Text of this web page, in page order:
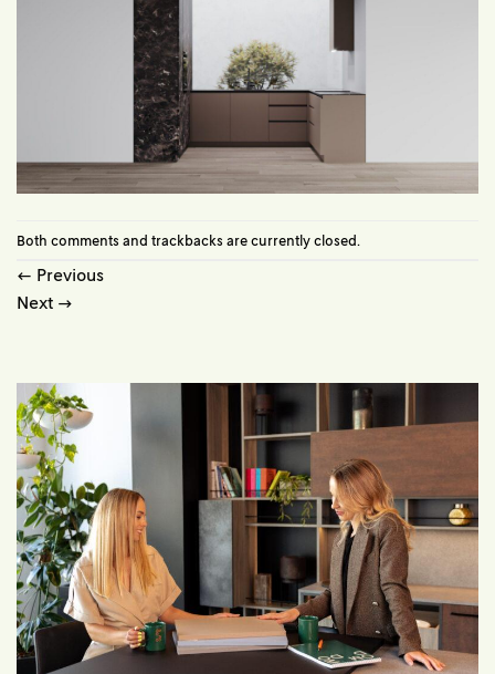
Both comments and trackbacks are currently closed.
← Previous
Next →